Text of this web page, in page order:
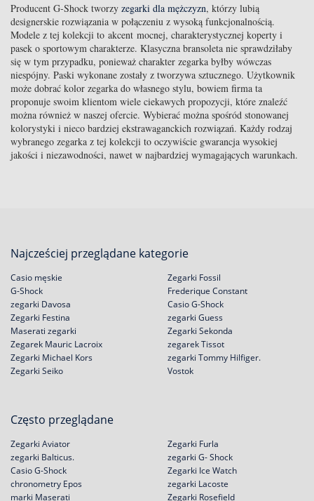
Producent G-Shock tworzy zegarki dla mężczyzn, którzy lubią
designerskie rozwiązania w połączeniu z wysoką funkcjonalnością.
Modele z tej kolekcji to akcent mocnej, charakterystycznej koperty i
pasek o sportowym charakterze. Klasyczna bransoleta nie sprawdziłaby
się w tym przypadku, ponieważ charakter zegarka byłby wówczas
niespójny. Paski wykonane zostały z tworzywa sztucznego. Użytkownik
może dobrać kolor zegarka do własnego stylu, bowiem firma ta
proponuje swoim klientom wiele ciekawych propozycji, które znaleźć
można również w naszej ofercie. Wybierać można spośród stonowanej
kolorystyki i nieco bardziej ekstrawaganckich rozwiązań. Każdy rodzaj
wybranego zegarka z tej kolekcji to oczywiście gwarancja wysokiej
jakości i niezawodności, nawet w najbardziej wymagających warunkach.
Najcześciej przeglądane kategorie
Casio męskie
G-Shock
zegarki Davosa
Zegarki Festina
Zegarki Fossil
Frederique Constant
Casio G-Shock
zegarki Guess
Maserati zegarki
Zegarek Mauric Lacroix
Zegarki Michael Kors
Zegarki Seiko
Zegarki Sekonda
zegarek Tissot
zegarki Tommy Hilfiger.
Vostok
Często przeglądane
Zegarki Aviator
zegarki Balticus.
Casio G-Shock
chronometry Epos
Zegarki Furla
zegarki G- Shock
Zegarki Ice Watch
zegarki Lacoste
marki Maserati
Zegarki Rosefield